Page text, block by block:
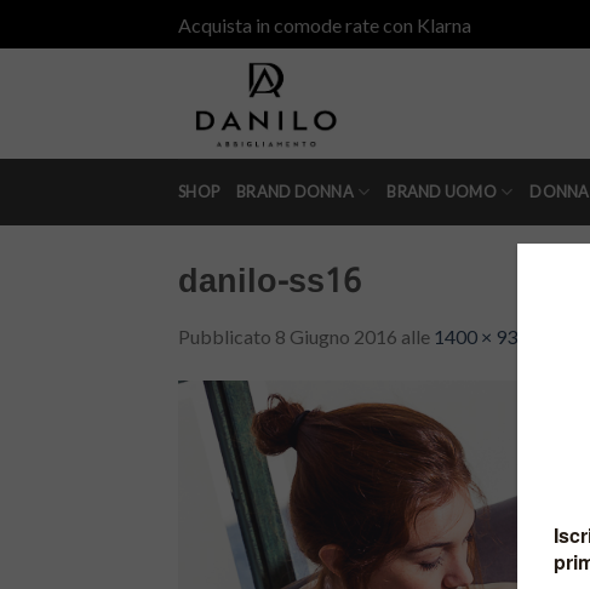
to
Acquista in comode rate con Klarna
SHOP BRAND DONNA BRAND UOMO DONNA
danilo-ss16
Pubblicato 8 Giugno 2016 alle 1400 × 933